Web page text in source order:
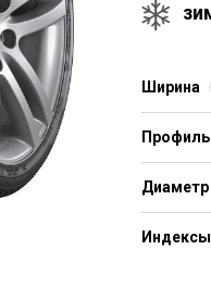
Ширина
Профиль
Диаметр
Индексы